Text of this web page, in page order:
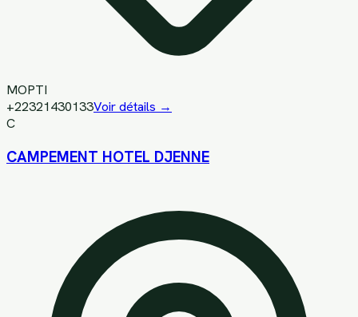
MOPTI
+22321430133Voir détails →
C
CAMPEMENT HOTEL DJENNE